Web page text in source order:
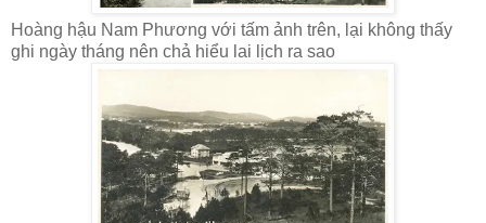
Hoàng hậu Nam Phương với tấm ảnh trên, lại không thấy
ghi ngày tháng nên chả hiểu lai lịch ra sao